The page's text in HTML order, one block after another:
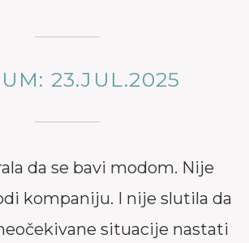
23.JUL.2025
da se bavi modom. Nije
kompaniju. I nije slutila da
situacije nastati